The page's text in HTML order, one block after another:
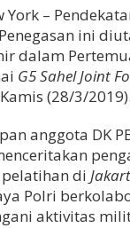
York –
ini
dalam
G5 Sahel Joint
(28/3/
anggota DK
di
Polri
aktivitas